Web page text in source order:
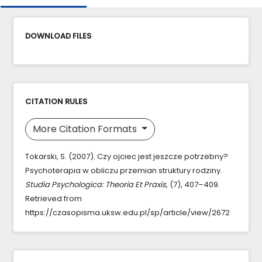
DOWNLOAD FILES
CITATION RULES
More Citation Formats
Tokarski, S. (2007). Czy ojciec jest jeszcze potrzebny?
Psychoterapia w obliczu przemian struktury rodziny.
Studia Psychologica: Theoria Et Praxis, (7), 407–409.
Retrieved from
https://czasopisma.uksw.edu.pl/sp/article/view/2672